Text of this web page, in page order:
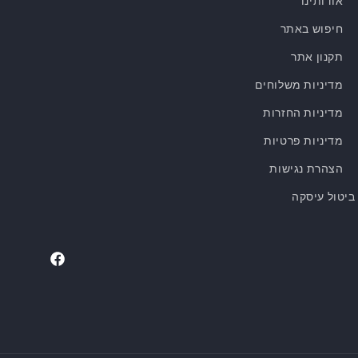
חיפוש באתר
תקנון אתר
מדיניות משלוחים
מדיניות החזרות
מדיניות פרטיות
הצהרת נגישות
ביטול עיסקה
Facebook